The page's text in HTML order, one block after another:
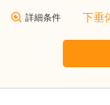
詳細条件 下垂